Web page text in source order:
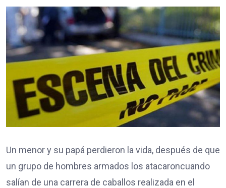
Un menor y su papá perdieron la vida, después de que
un grupo de hombres armados los atacaroncuando
salían de una carrera de caballos realizada en el